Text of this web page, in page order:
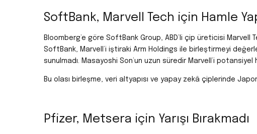
SoftBank, Marvell Tech için Hamle
Bloomberg’e göre SoftBank Group, ABD’li çip üreticisi Marvell
SoftBank, Marvell’i iştiraki Arm Holdings ile birleştirmeyi
sunulmadı. Masayoshi Son’un uzun süredir Marvell’i
Bu olası birleşme, veri altyapısı ve yapay zekâ çiplerinde
Pfizer, Metsera için Yarışı Bırakmadı